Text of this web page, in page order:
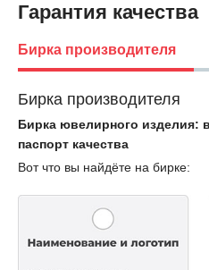
Гарантия качества
Бирка производителя
Бирка производителя
Бирка ювелирного изделия:
паспорт качества
Вот что вы найдёте на бирке: